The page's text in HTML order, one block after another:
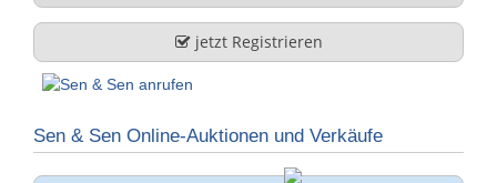
tüm nesneler
Şirket profili FAQ
jetzt Registrieren
Sen & Sen Online-Auktionen und Verkäufe